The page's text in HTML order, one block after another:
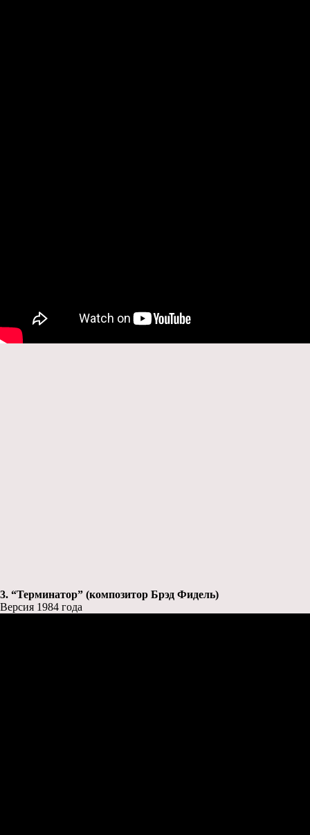
3. “Терминатор” (композитор Брэд Фидель)
Версия 1984 года